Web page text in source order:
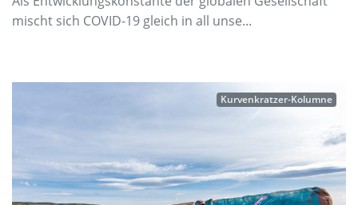
mischt sich COVID-19 gleich in all unse...
Kurvenkratzer-Kolumne